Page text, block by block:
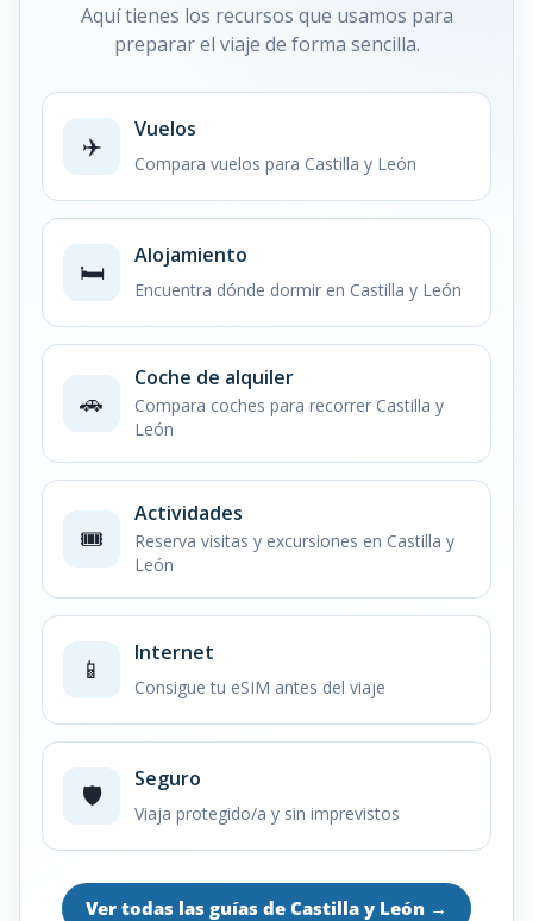
Aquí tienes los recursos que usamos para
preparar el viaje de forma sencilla.
✈️
Vuelos
Compara vuelos para Castilla y León
🛏️
Alojamiento
Encuentra dónde dormir en Castilla y León
🚗
Coche de alquiler
Compara coches para recorrer Castilla y
León
🎟️
Actividades
Reserva visitas y excursiones en Castilla y
León
📱
Internet
Consigue tu eSIM antes del viaje
🛡️
Seguro
Viaja protegido/a y sin imprevistos
Ver todas las guías de Castilla y León →